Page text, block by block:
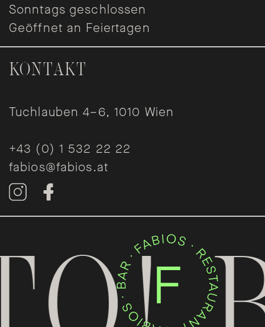
KONTAKT
Sonntags geschlossen
Geöffnet an Feiertagen
KONTAKT
Tuchlauben 4–6, 1010 Wien
+43 (0) 1 532 22 22
fabios@fabios.at